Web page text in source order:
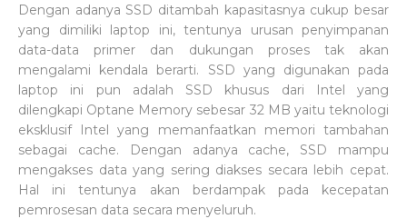
Dengan adanya SSD ditambah kapasitasnya cukup besar
yang dimiliki laptop ini, tentunya urusan penyimpanan
data-data primer dan dukungan proses tak akan
mengalami kendala berarti. SSD yang digunakan pada
laptop ini pun adalah SSD khusus dari Intel yang
dilengkapi Optane Memory sebesar 32 MB yaitu teknologi
eksklusif Intel yang memanfaatkan memori tambahan
sebagai cache. Dengan adanya cache, SSD mampu
mengakses data yang sering diakses secara lebih cepat.
Hal ini tentunya akan berdampak pada kecepatan
pemrosesan data secara menyeluruh.